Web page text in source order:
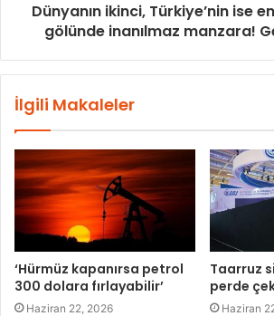
Dünyanın ikinci, Türkiye’nin ise
gölünde inanılmaz manzara!
İlgili Makaleler
‘Hürmüz kapanırsa petrol
300 dolara fırlayabilir’
Haziran 22, 2026
Taarruz
perde
Haziran